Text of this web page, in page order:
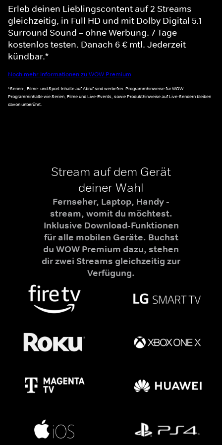
Erleb deinen Lieblingscontent auf 2 Streams
gleichzeitig, in Full HD und mit Dolby Digital 5.1
Surround Sound – ohne Werbung. 7 Tage
kostenlos testen. Danach 6 € mtl. Jederzeit
kündbar.*
Noch mehr Informationen zu WOW Premium
*Serien-, Filme- und Sport-Inhalte auf Abruf sind werbefrei. Programmhinweise für WOW
Programminhalte wie Serien, Filme und Live-Events, sowie Produkthinweise auf Live-Sendern bleiben
davon unberührt.
Stream auf dem Gerät
deiner Wahl
Fernseher, Laptop, Handy -
stream, womit du möchtest.
Inklusive Download-Funktionen
für alle mobilen Geräte. Buchst
du WOW Premium dazu, stehen
dir zwei Streams gleichzeitig zur
Verfügung.